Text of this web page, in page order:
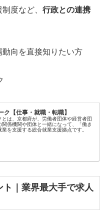
制度など、行政との連携
向を直接知りたい方
ク【仕事・就職・転職】
とは、京都府が、労働者団体や経営者団
関係機関や団体と一緒になって、「働き
を支援する総合就業支援拠点です。
｜業界最大手で求人